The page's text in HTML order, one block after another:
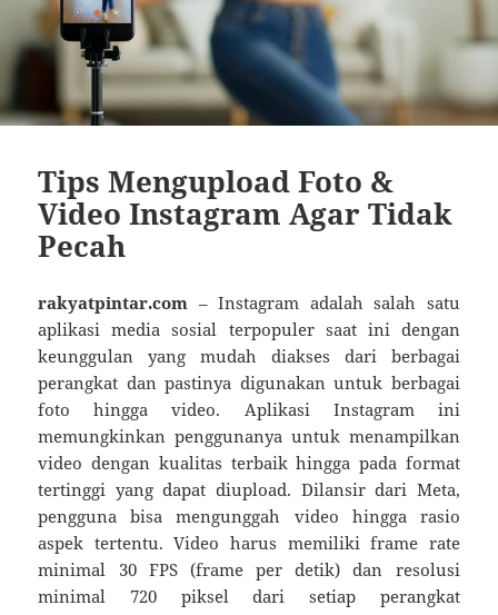
Tips Mengupload Foto &
Video Instagram Agar Tidak
Pecah
rakyatpintar.com – Instagram adalah salah satu
aplikasi media sosial terpopuler saat ini dengan
keunggulan yang mudah diakses dari berbagai
perangkat dan pastinya digunakan untuk berbagai
foto hingga video. Aplikasi Instagram ini
memungkinkan penggunanya untuk menampilkan
video dengan kualitas terbaik hingga pada format
tertinggi yang dapat diupload. Dilansir dari Meta,
pengguna bisa mengunggah video hingga rasio
aspek tertentu. Video harus memiliki frame rate
minimal 30 FPS (frame per detik) dan resolusi
minimal 720 piksel dari setiap perangkat